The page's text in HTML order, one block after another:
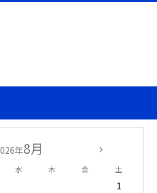
年8月
水 木 金 土
1